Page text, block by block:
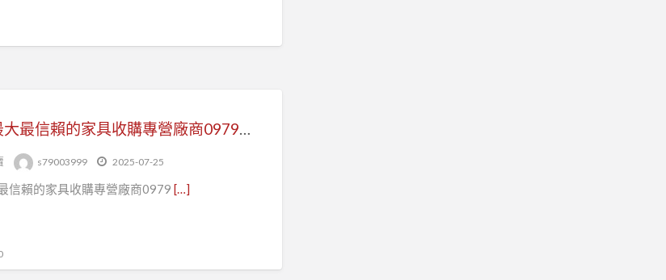
2025年全台最大最信賴的家具收購專營廠商0979003999
s79003999 2025-07-25
信賴的家具收購專營廠商0979 […]